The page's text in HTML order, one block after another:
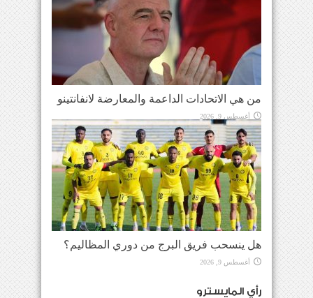
من هي الاتحادات الداعمة والمعارضة لانفانتينو
أغسطس 9, 2026
هل ينسحب فريق البرج من دوري المظاليم؟
أغسطس 9, 2026
رأي المايسترو